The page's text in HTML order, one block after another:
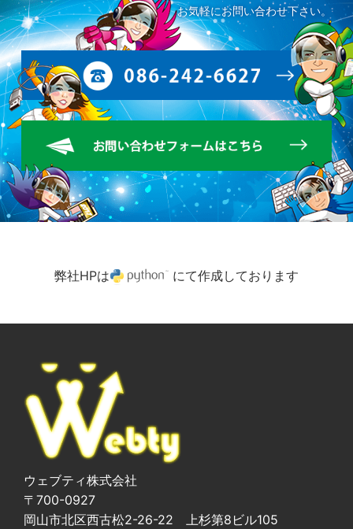
お気軽にお問い合わせ下さい。
弊社HPは にて作成しております
ウェブティ株式会社
〒700-0927
岡山市北区西古松2-26-22 上杉第8ビル105